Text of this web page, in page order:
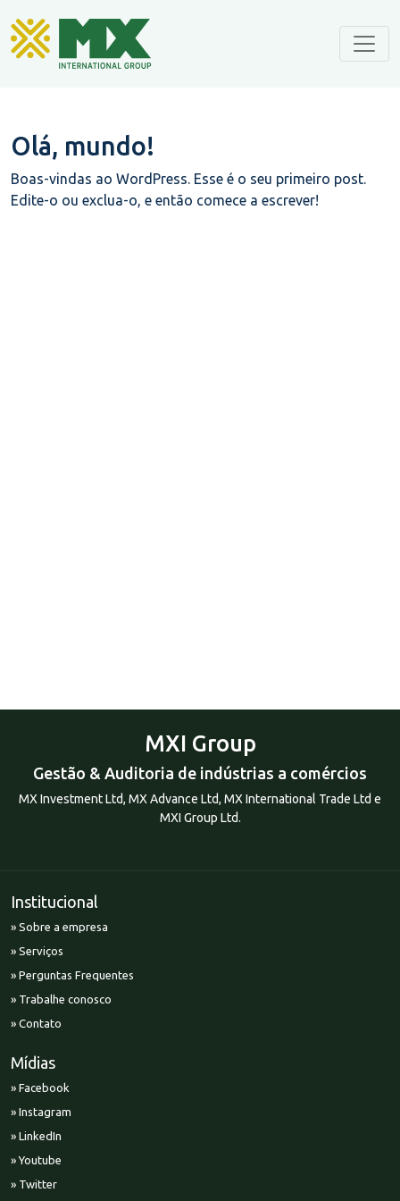
Olá, mundo!
Boas-vindas ao WordPress. Esse é o seu primeiro post.
Edite-o ou exclua-o, e então comece a escrever!
MXI Group
Gestão & Auditoria de indústrias a comércios
MX Investment Ltd, MX Advance Ltd, MX International Trade Ltd e
MXI Group Ltd.
Institucional
» Sobre a empresa
» Serviços
» Perguntas Frequentes
» Trabalhe conosco
» Contato
Mídias
» Facebook
» Instagram
» LinkedIn
» Youtube
» Twitter